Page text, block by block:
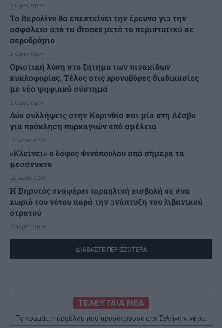
2 ώρες πριν
Το Βερολίνο θα επεκτείνει την έρευνα για την
ασφάλεια από τα drones μετά το περιστατικό σε
αεροδρόμιο
2 ώρες πριν
Οριστική λύση στο ζήτημα των πινακίδων
κυκλοφορίας. Τέλος στις χρονοβόρες διαδικασίες
με νέο ψηφιακό σύστημα
2 ώρες πριν
Δύο συλλήψεις στην Κορινθία και μία στη Λέσβο
για πρόκληση πυρκαγιών από αμέλεια
12 ώρες πριν
«Κλείνει» ο λόφος Φινόπουλου από σήμερα τα
μεσάνυχτα
12 ώρες πριν
Η Βηρυτός αναφέρει ισραηλινή εισβολή σε ένα
χωριό του νότου παρά την ανάπτυξη του λιβανικού
στρατού
13 ώρες πριν
ΔΙΑΒΑΣΤΕ ΠΕΡΙΣΣΟΤΕΡΑ